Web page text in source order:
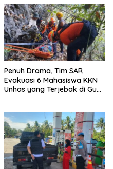
Penuh Drama, Tim SAR
Evakuasi 6 Mahasiswa KKN
Unhas yang Terjebak di Gua